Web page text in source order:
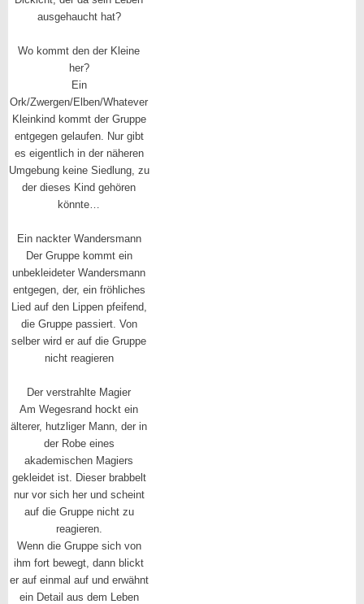
ausgehaucht hat?
Wo kommt den der Kleine
her?
Ein
Ork/Zwergen/Elben/Whatever
Kleinkind kommt der Gruppe
entgegen gelaufen. Nur gibt
es eigentlich in der näheren
Umgebung keine Siedlung, zu
der dieses Kind gehören
könnte…
Ein nackter Wandersmann
Der Gruppe kommt ein
unbekleideter Wandersmann
entgegen, der, ein fröhliches
Lied auf den Lippen pfeifend,
die Gruppe passiert. Von
selber wird er auf die Gruppe
nicht reagieren
Der verstrahlte Magier
Am Wegesrand hockt ein
älterer, hutzliger Mann, der in
der Robe eines
akademischen Magiers
gekleidet ist. Dieser brabbelt
nur vor sich her und scheint
auf die Gruppe nicht zu
reagieren.
Wenn die Gruppe sich von
ihm fort bewegt, dann blickt
er auf einmal auf und erwähnt
ein Detail aus dem Leben